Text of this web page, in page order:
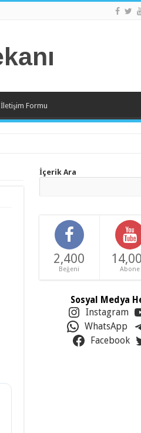
İletişim Formu
İçerik Ara
2,400
Beğeni Abone
Sosyal Medya
Instagram
WhatsApp
Facebook